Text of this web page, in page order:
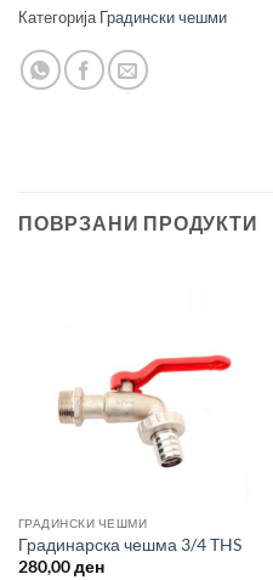
Категорија Градински чешми
ПОВРЗАНИ ПРОДУКТИ
ГРАДИНСКИ ЧЕШМИ
Градинарска чешма 3/4 THS
280,00ден